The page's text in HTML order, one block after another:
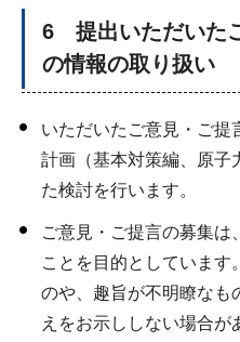
6 提出いただいた
の情報の取り扱い
いただいたご意見・ご提
計画（基本対策編、原子
た検討を行います。
ご意見・ご提言の募集は
ことを目的としています
のや、趣旨が不明瞭なも
えをお示ししない場合